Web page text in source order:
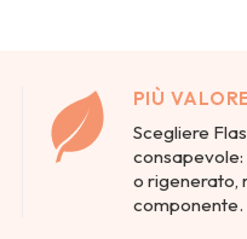
PIÙ
Scegliere
consapevole:
o rigenerato,
componente.